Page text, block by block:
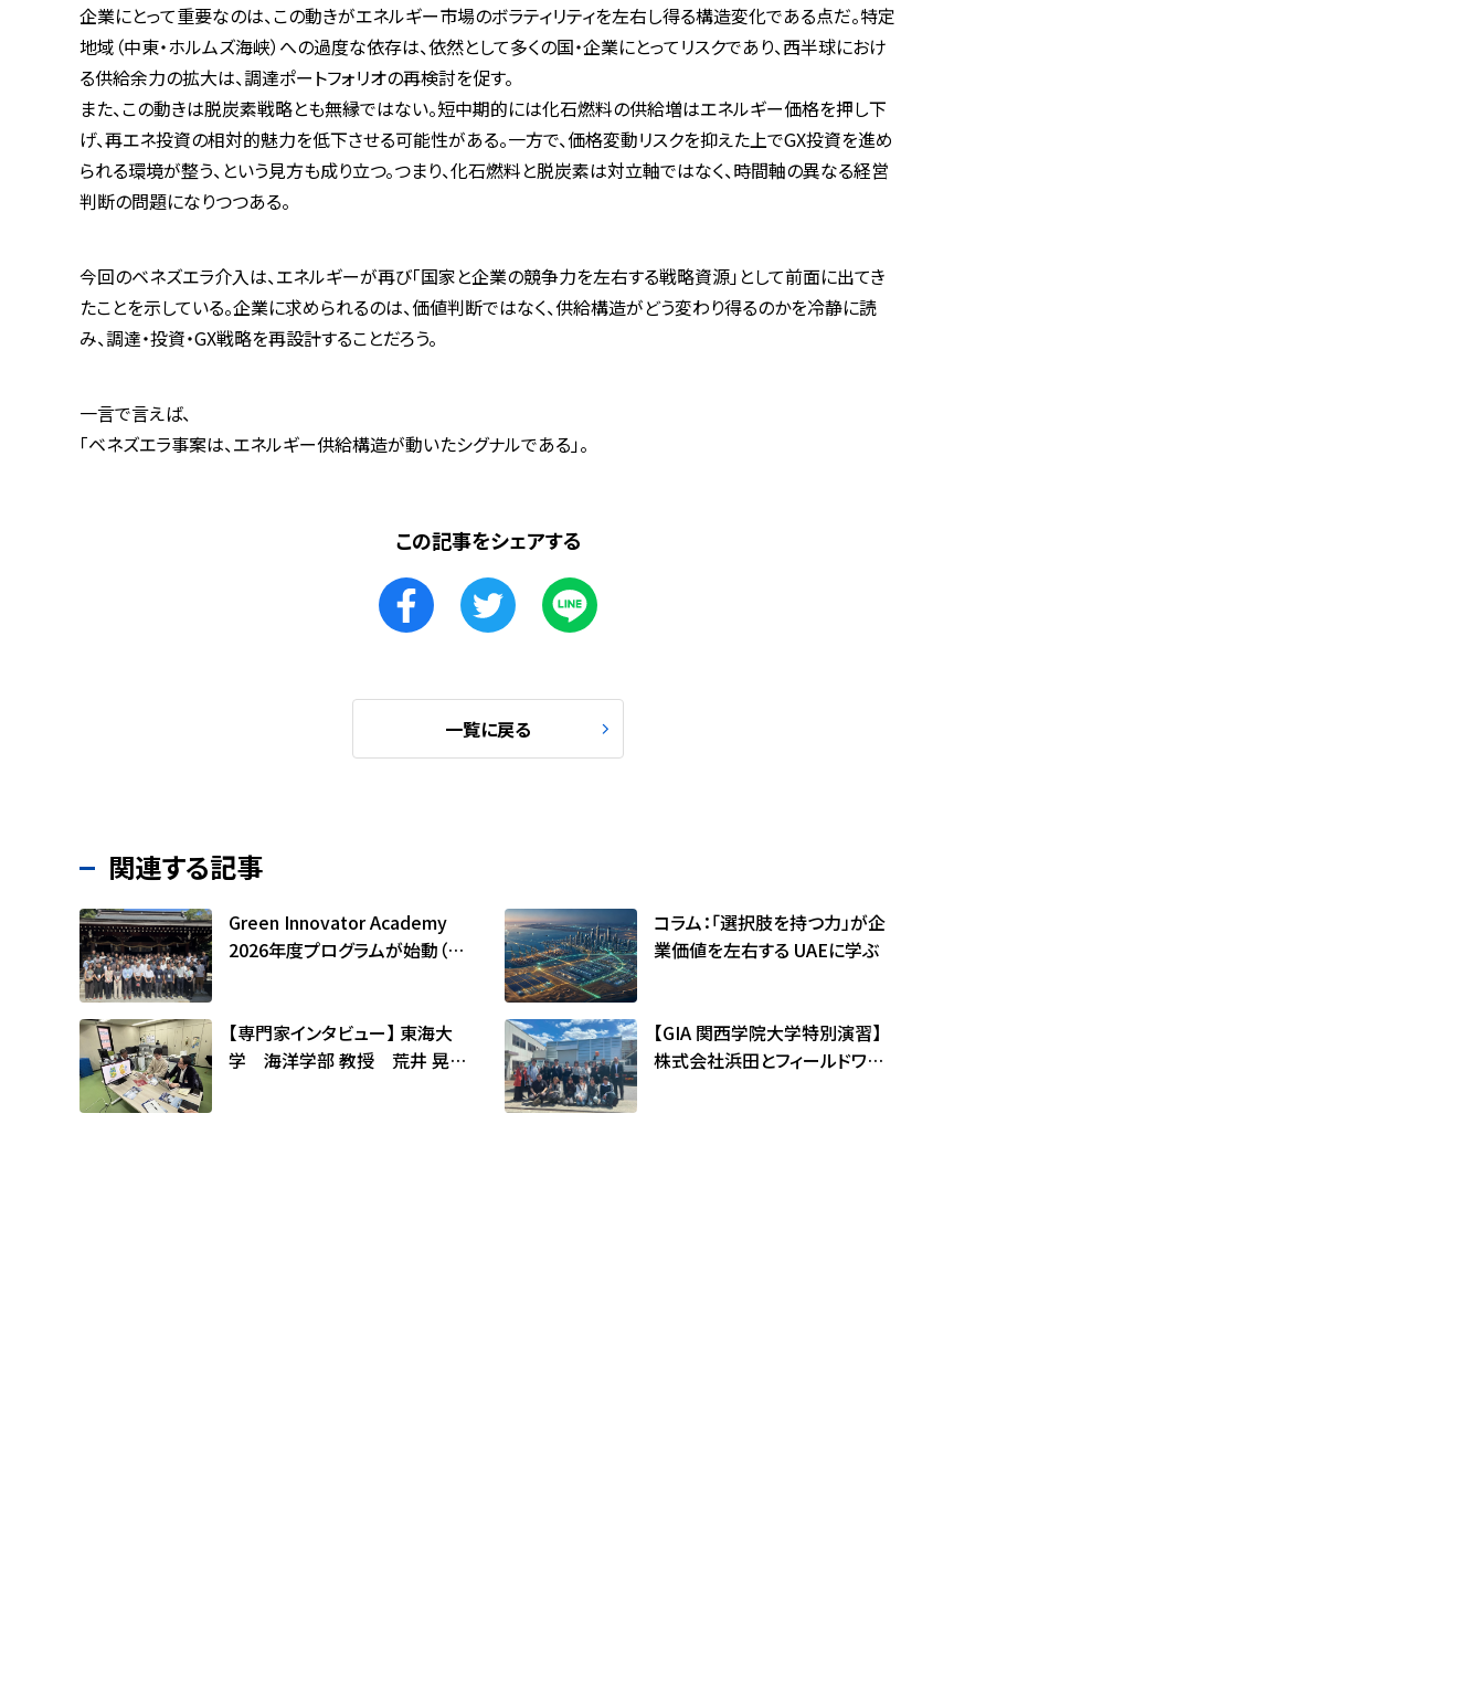
企業にとって重要なのは、この動きがエネルギー市場のボラティリティを左右し得る構造変化である点だ。特定
地域（中東・ホルムズ海峡）への過度な依存は、依然として多くの国・企業にとってリスクであり、西半球におけ
る供給余力の拡大は、調達ポートフォリオの再検討を促す。
また、この動きは脱炭素戦略とも無縁ではない。短中期的には化石燃料の供給増はエネルギー価格を押し下
げ、再エネ投資の相対的魅力を低下させる可能性がある。一方で、価格変動リスクを抑えた上でGX投資を進め
られる環境が整う、という見方も成り立つ。つまり、化石燃料と脱炭素は対立軸ではなく、時間軸の異なる経営
判断の問題になりつつある。
今回のベネズエラ介入は、エネルギーが再び「国家と企業の競争力を左右する戦略資源」として前面に出てき
たことを示している。企業に求められるのは、価値判断ではなく、供給構造がどう変わり得るのかを冷静に読
み、調達・投資・GX戦略を再設計することだろう。
一言で言えば、
「ベネズエラ事案は、エネルギー供給構造が動いたシグナルである」。
この記事をシェアする
一覧に戻る
関連する記事
Green Innovator Academy
2026年度プログラムが始動（山
コラム：「選択肢を持つ力」が企
業価値を左右する ――UAEに学ぶ
【専門家インタビュー】 東海大
学 海洋学部 教授 荒井 晃作
【GIA 関西学院大学特別演習】
株式会社浜田とフィールドワー